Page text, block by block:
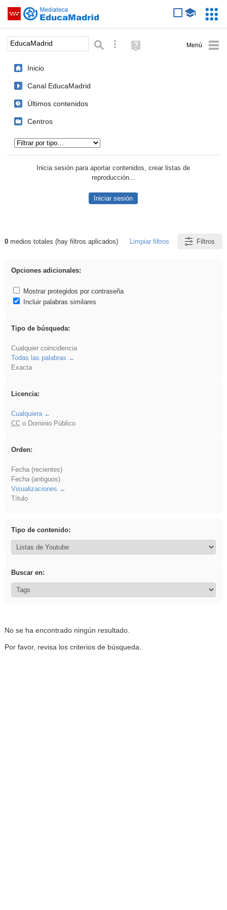
Saltar navegación
Palabra o frase: Búsqueda avanzada
Ayuda
(en
Inicio
Canal EducaMadrid
Últimos contenidos
Centros
Inicia sesión para aportar contenidos, crear listas de
reproducción...
Iniciar sesión
Resultados de: EducaMadrid
0medios totales (hay filtros aplicados) Limpiar filtros Filtros
Opciones adicionales:
Mostrar protegidos por contraseña
Incluir palabras similares
Tipo de búsqueda:
Cualquier coincidencia
Todas las palabras
Exacta
Licencia:
Cualquiera
CCo Dominio Público
Orden:
Fecha (recientes)
Fecha (antiguos)
Visualizaciones
Título
Tipo de contenido:
Buscar en:
No se ha encontrado ningún resultado.
Por favor, revisa los criterios de búsqueda.